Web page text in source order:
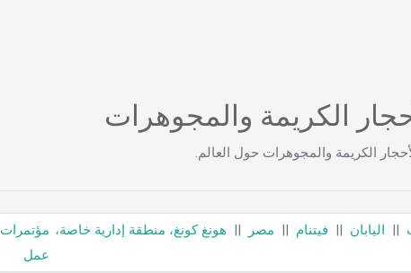
الكريمة والمجوهرات
الكريمة والمجوهرات حول العالم.
|| اليابان || فيتنام || مصر || هونغ كونغ، منطقة إدارية خاصة، مؤتمرات
عمل